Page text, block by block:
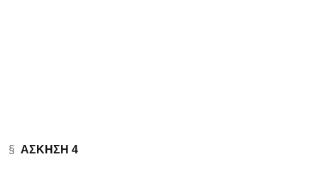
§ ΑΣΚΗΣΗ 4